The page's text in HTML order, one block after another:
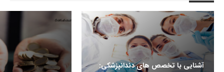
آشنایی با تخصص های دندانپزشکی: